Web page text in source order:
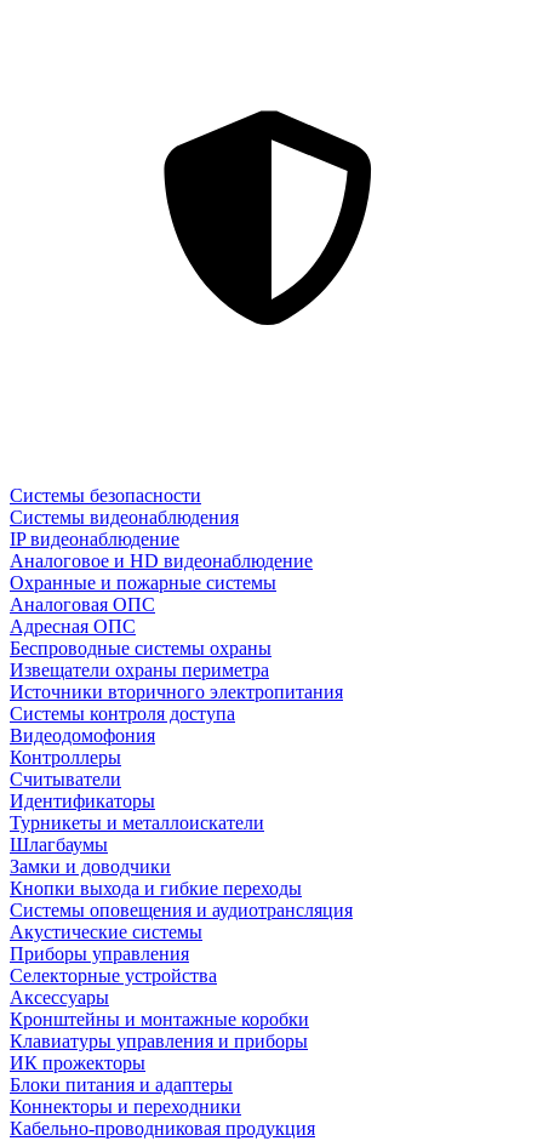
Системы безопасности
Системы видеонаблюдения
IP видеонаблюдение
Аналоговое и HD видеонаблюдение
Охранные и пожарные системы
Аналоговая ОПС
Адресная ОПС
Беспроводные системы охраны
Извещатели охраны периметра
Источники вторичного электропитания
Системы контроля доступа
Видеодомофония
Контроллеры
Считыватели
Идентификаторы
Турникеты и металлоискатели
Шлагбаумы
Замки и доводчики
Кнопки выхода и гибкие переходы
Системы оповещения и аудиотрансляция
Акустические системы
Приборы управления
Селекторные устройства
Аксессуары
Кронштейны и монтажные коробки
Клавиатуры управления и приборы
ИК прожекторы
Блоки питания и адаптеры
Коннекторы и переходники
Кабельно-проводниковая продукция